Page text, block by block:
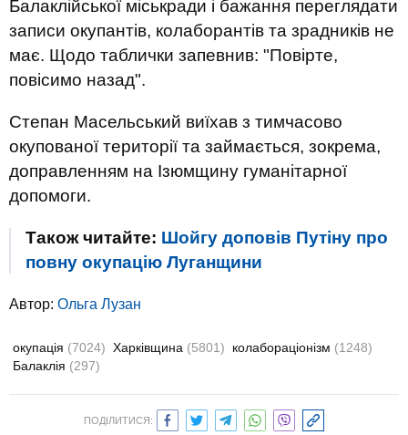
Балаклійської міськради і бажання переглядати
записи окупантів, колаборантів та зрадників не
має. Щодо таблички запевнив: "Повірте,
повісимо назад".
Степан Масельський виїхав з тимчасово
окупованої території та займається, зокрема,
доправленням на Ізюмщину гуманітарної
допомоги.
Також читайте: Шойгу доповів Путіну про
повну окупацію Луганщини
Автор: Ольга Лузан
окупація (7024) Харківщина (5801) колабораціонізм (1248)
Балаклія (297)
ПОДІЛИТИСЯ: